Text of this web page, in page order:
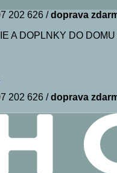
202 626 /doprava
A DOPLNKY DO DOMU
202 626 /doprava